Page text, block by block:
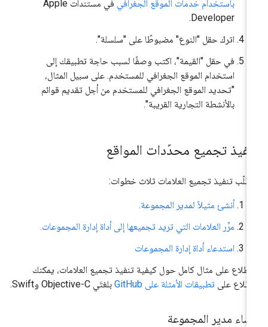
باستخدام خدمات الموقع الجغرافي
في مستندات Apple
Developer.
اترك حقل "النوع" مضبوطًا على "سلسلة".
في حقل "القيمة"، اكتب وصفًا لسبب حاجة تطبيقك إلى
استخدام الموقع الجغرافي للمستخدم. على سبيل المثال،
"تحديد الموقع الجغرافي للمستخدم من أجل تقديم قوائم
بالأنشطة التجارية القريبة".
تجميع محدّدات المواقع
تنفيذ تجميع العلامات ثلاث خطوات:
أنشئ مثيلاً لمدير المجموعة.
مرِّر العلامات التي تريد تجميعها إلى أداة إدارة المجموعات.
استدعاء أداة إدارة المجموعات
على مثال كامل حول كيفية تنفيذ تجميع العلامات، يمكنك
علىتطبيقات الأمثلة على GitHub بلغتَي Objective-C وSwift.
مدير المجموعة